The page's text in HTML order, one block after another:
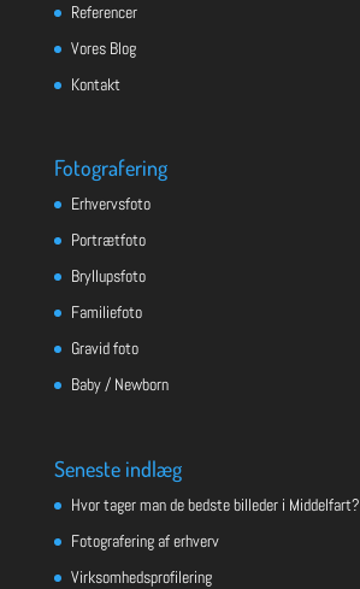
Referencer
Vores Blog
Kontakt
Fotografering
Erhvervsfoto
Portrætfoto
Bryllupsfoto
Familiefoto
Gravid foto
Baby / Newborn
Seneste indlæg
Hvor tager man de bedste billeder i Middelfart?
Fotografering af erhverv
Virksomhedsprofilering